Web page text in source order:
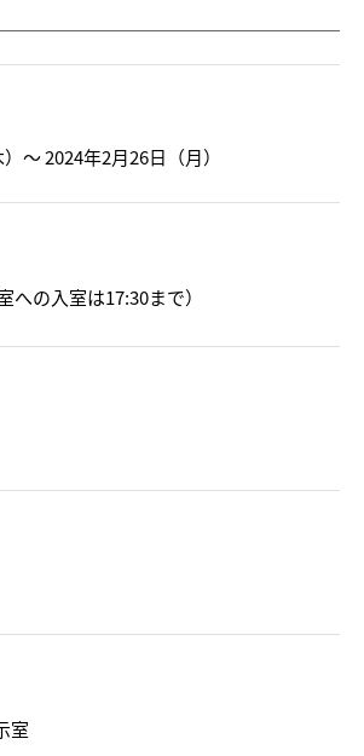
～ 2024年2月26日（月）
への入室は17:30まで）
室